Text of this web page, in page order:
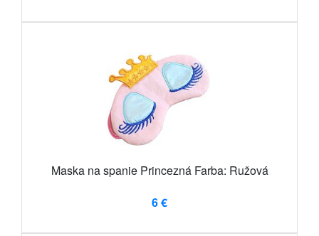
Maska na spanie Princezná Farba: Ružová
6 €